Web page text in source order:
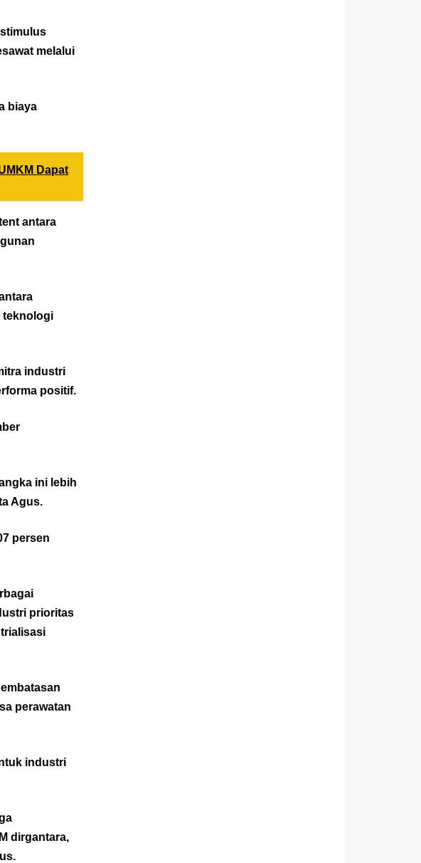
melalui
biaya
Dapat
antara
teknologi
industri
positif.
ini lebih
Agus.
persen
prioritas
perawatan
industri
dirgantara,